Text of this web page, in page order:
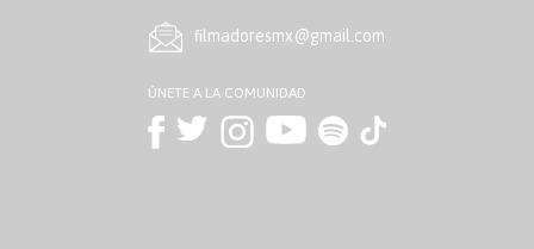
ﬁlmadoresmx@gmail.com
ÚNETE A LA COMUNIDAD